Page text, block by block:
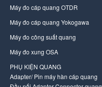
Máy đo cáp quang OTDR
Máy đo cáp quang Yokogawa
Máy đo công suất quang
Máy đo xung OSA
PHỤ KIỆN QUANG
Adapter/ Pin máy hàn cáp quang